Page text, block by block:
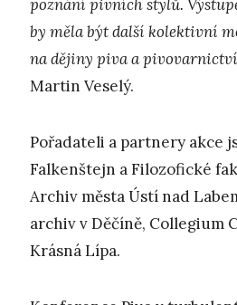
poznání pivních stylů.
by měla být další kolektivní
na dějiny piva a
Martin Veselý.
Pořadateli a partnery akce
Falkenštejn a Filozofické
Archiv města Ústí nad
archiv v Děčíně, Collegium
Krásná Lípa.